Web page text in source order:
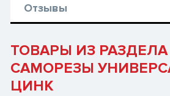
Отзывы
ТОВАРЫ ИЗ РАЗДЕЛА
САМОРЕЗЫ
ЦИНК